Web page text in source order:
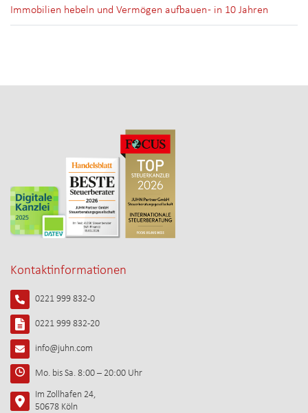
Immobilien hebeln und Vermögen aufbauen - in 10 Jahren
Kontaktinformationen
0221 999 832-0
0221 999 832-20
info@juhn.com
Mo. bis Sa. 8:00 – 20:00 Uhr
Im Zollhafen 24,
50678 Köln